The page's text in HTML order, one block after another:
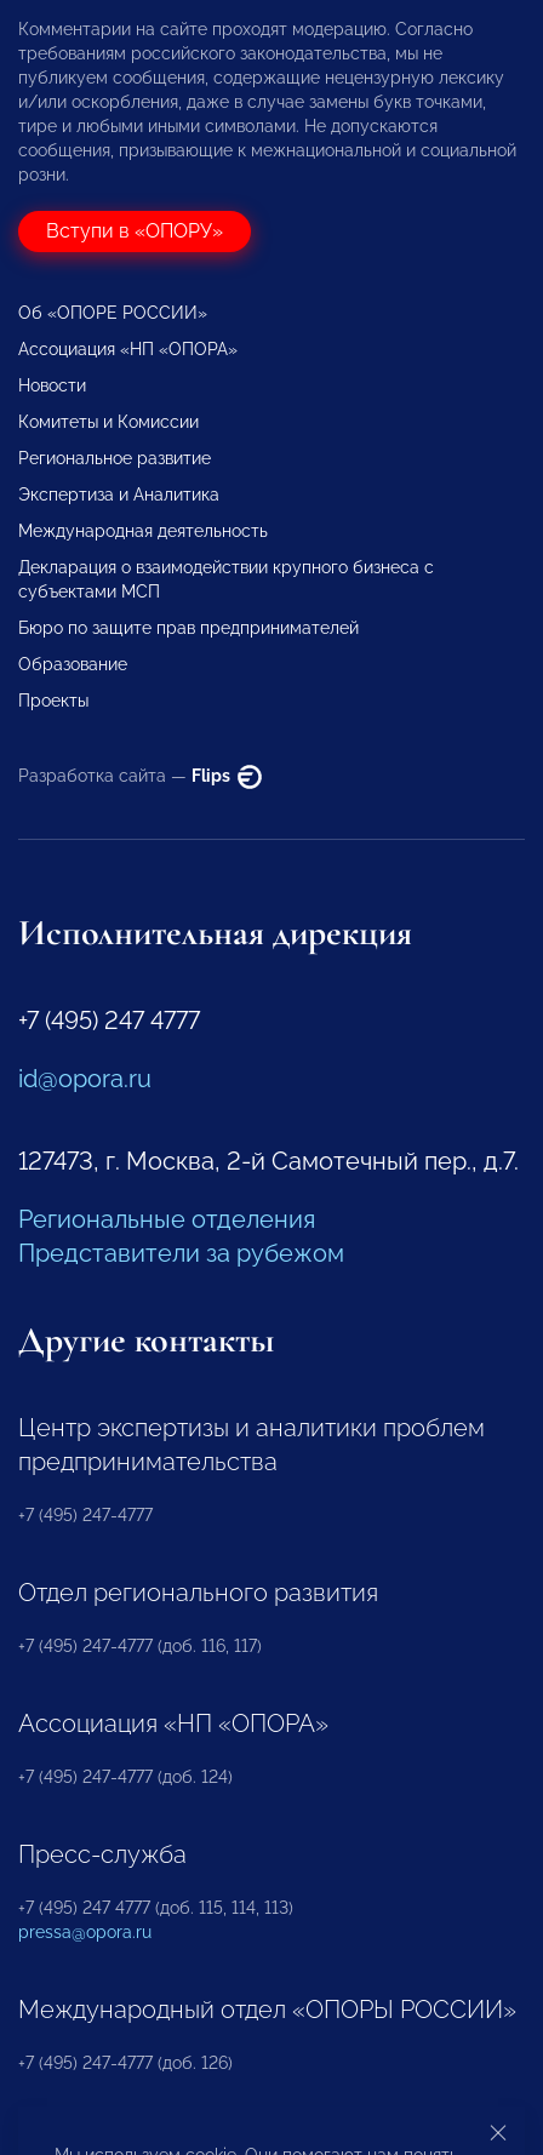
Комментарии на сайте проходят модерацию. Согласно
требованиям российского законодательства, мы не
публикуем сообщения, содержащие нецензурную лексику
и/или оскорбления, даже в случае замены букв точками,
тире и любыми иными символами. Не допускаются
сообщения, призывающие к межнациональной и социальной
розни.
Вступи в «ОПОРУ»
Об «ОПОРЕ РОССИИ»
Ассоциация «НП «ОПОРА»
Новости
Комитеты и Комиссии
Региональное развитие
Экспертиза и Аналитика
Международная деятельность
Декларация о взаимодействии крупного бизнеса с
субъектами МСП
Бюро по защите прав предпринимателей
Образование
Проекты
Разработка сайта — Flips
Исполнительная дирекция
+7 (495) 247 4777
id@opora.ru
127473, г. Москва, 2-й Самотечный пер., д.7.
Региональные отделения
Представители за рубежом
Другие контакты
Центр экспертизы и аналитики проблем
предпринимательства
+7 (495) 247-4777
Отдел регионального развития
+7 (495) 247-4777 (доб. 116, 117)
Ассоциация «НП «ОПОРА»
+7 (495) 247-4777 (доб. 124)
Пресс-служба
+7 (495) 247 4777 (доб. 115, 114, 113)
pressa@opora.ru
Международный отдел «ОПОРЫ РОССИИ»
+7 (495) 247-4777 (доб. 126)
Бюро по защите прав предпринимателей и